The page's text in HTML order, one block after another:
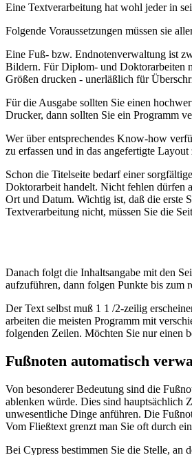
Eine Textverarbeitung hat wohl jeder in
Folgende Voraussetzungen müssen sie
Eine Fuß- bzw. Endnotenverwaltung ist
Bildern. Für Diplom- und Doktorarbeiten
Größen drucken - unerläßlich für
Für die Ausgabe sollten Sie einen
Drucker, dann sollten Sie ein Programm
Wer über entsprechendes Know-how
zu erfassen und in das angefertigte
Schon die Titelseite bedarf einer
Doktorarbeit handelt. Nicht fehlen dürfen
Ort und Datum. Wichtig ist, daß die erste
Textverarbeitung nicht, müssen Sie die
Danach folgt die Inhaltsangabe mit den
aufzuführen, dann folgen Punkte bis zum
Der Text selbst muß 1 1 /2-zeilig
arbeiten die meisten Programm mit
folgenden Zeilen. Möchten Sie nur einen
Fußnoten automatisch
Von besonderer Bedeutung sind die
ablenken würde. Dies sind hauptsächlich
unwesentliche Dinge anführen. Die
Vom Fließtext grenzt man Sie oft durch
Bei Cypress bestimmen Sie die Stelle, an